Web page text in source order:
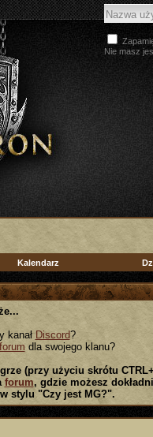
Nie masz
Kalendarz
kanał Discord?
dla swojego klanu?
(przy użyciu skrótu
forum, gdzie możesz
stylu "Czy jest MG?".